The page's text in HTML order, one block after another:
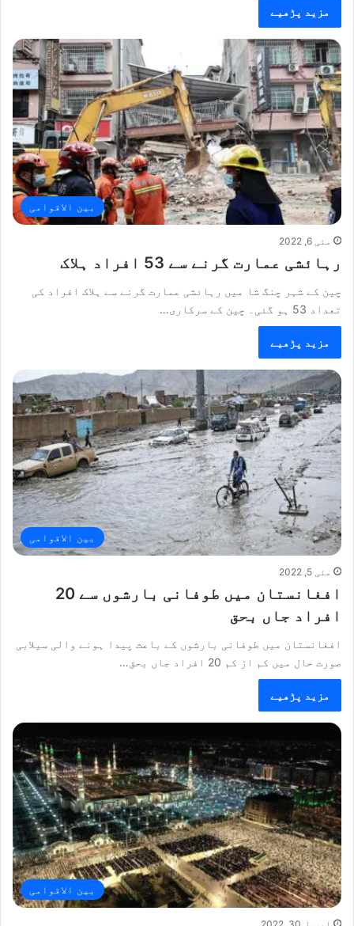
مزید پڑھیے
بین الاقوامی
مئی 6, 2022
رہائشی عمارت گرنے سے 53 افراد ہلاک
چین کے شہر چنگ شا میں رہائشی عمارت گرنے سے ہلاک افراد کی
تعداد 53 ہو گئی۔ چین کے سرکاری…
مزید پڑھیے
بین الاقوامی
مئی 5, 2022
افغانستان میں طوفانی بارشوں سے 20
افراد جاں بحق
افغانستان میں طوفانی بارشوں کے باعث پیدا ہونے والی سیلابی
صورت حال میں کم از کم 20 افراد جاں بحق…
مزید پڑھیے
بین الاقوامی